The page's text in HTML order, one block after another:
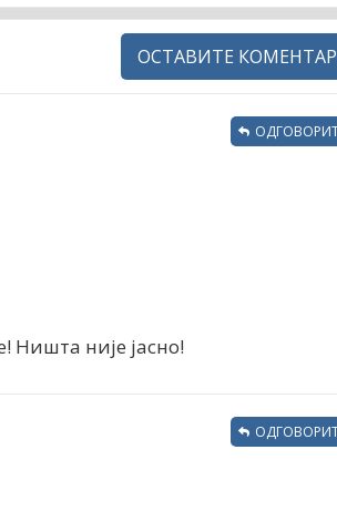
ОСТАВИТЕ КОМЕНТАР
Ништа није јасно!